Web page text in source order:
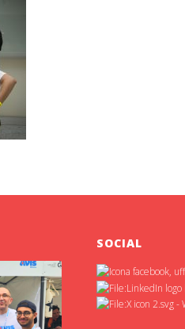
SOCIAL